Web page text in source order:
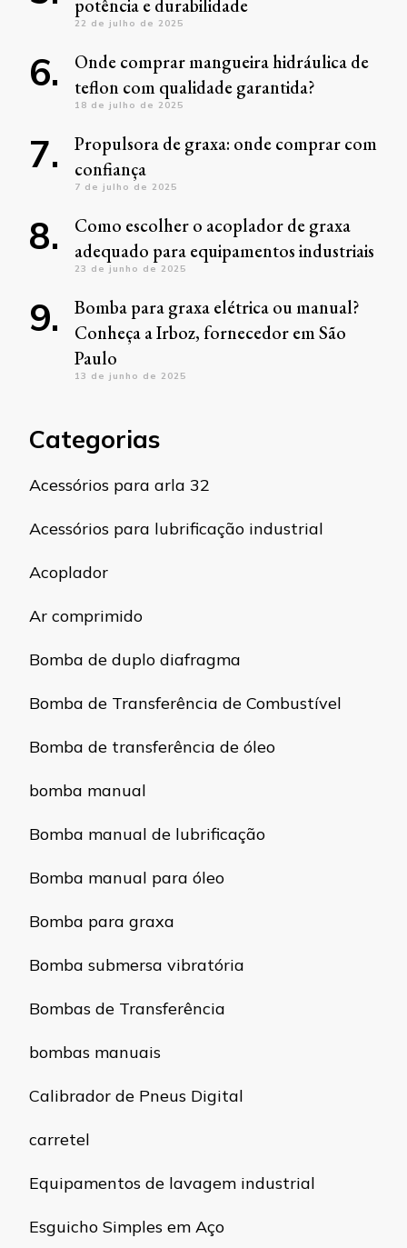
potência e durabilidade
22 de julho de 2025
Onde comprar mangueira hidráulica de
teflon com qualidade garantida?
18 de julho de 2025
Propulsora de graxa: onde comprar com
confiança
7 de julho de 2025
Como escolher o acoplador de graxa
adequado para equipamentos industriais
23 de junho de 2025
Bomba para graxa elétrica ou manual?
Conheça a Irboz, fornecedor em São
Paulo
13 de junho de 2025
Categorias
Acessórios para arla 32
Acessórios para lubrificação industrial
Acoplador
Ar comprimido
Bomba de duplo diafragma
Bomba de Transferência de Combustível
Bomba de transferência de óleo
bomba manual
Bomba manual de lubrificação
Bomba manual para óleo
Bomba para graxa
Bomba submersa vibratória
Bombas de Transferência
bombas manuais
Calibrador de Pneus Digital
carretel
Equipamentos de lavagem industrial
Esguicho Simples em Aço